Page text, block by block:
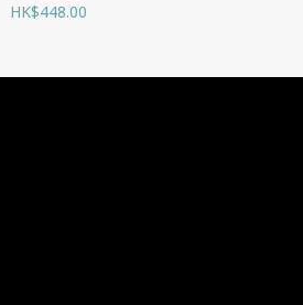
HK$448.00